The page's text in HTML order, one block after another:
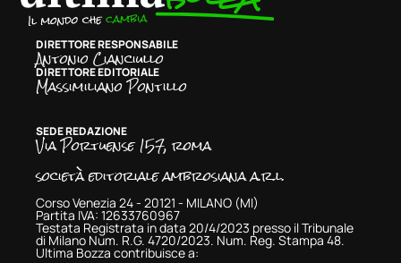
DIRETTORE RESPONSABILE
Antonio Cianciullo
DIRETTORE EDITORIALE
Massimiliano Pontillo
SEDE REDAZIONE
Via Portuense 157, roma
società editoriale ambrosiana a.r.l.
Corso Venezia 24 - 20121 - MILANO (MI)
Partita IVA: 12633760967
Testata Registrata in data 20/4/2023 presso il Tribunale
di Milano Num. R.G. 4720/2023. Num. Reg. Stampa 48.
Ultima Bozza contribuisce a: